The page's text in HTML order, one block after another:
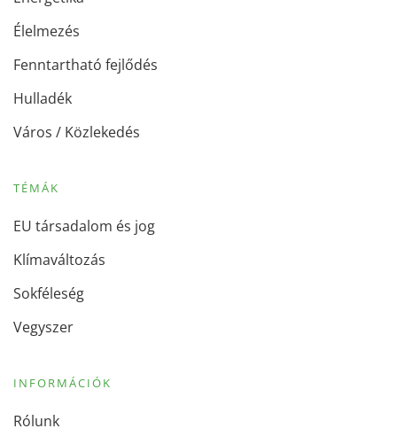
Élelmezés
Fenntartható fejlődés
Hulladék
Város / Közlekedés
TÉMÁK
EU társadalom és jog
Klímaváltozás
Sokféleség
Vegyszer
INFORMÁCIÓK
Rólunk